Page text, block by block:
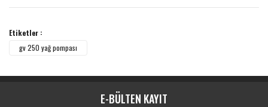
Etiketler :
gv 250 yağ pompası
E-BÜLTEN KAYIT